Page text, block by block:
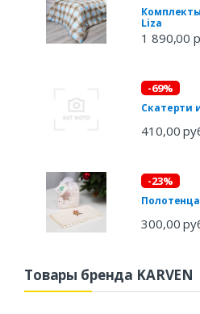
Liza
1 890,00
-69%
Скатерти
410,00
-23%
300,00
Товары бренда KARVEN